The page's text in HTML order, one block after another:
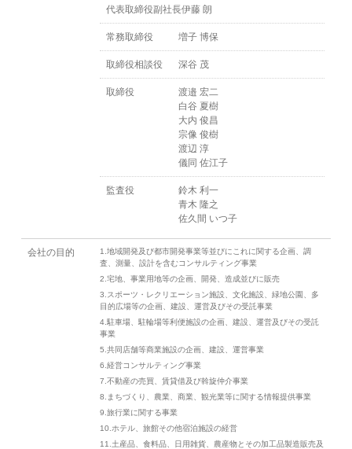
代表取締役副社長伊藤 朗
常務取締役 増子 博保
取締役相談役 深谷 茂
取締役
渡邉 宏二
白谷 夏樹
大内 俊昌
宗像 俊樹
渡辺 淳
儀同 佐江子
監査役
鈴木 利一
青木 隆之
佐久間 いつ子
会社の目的
1.地域開発及び都市開発事業等並びにこれに関する企画、調
査、測量、設計を含むコンサルティング事業
2.宅地、事業用地等の企画、開発、造成並びに販売
3.スポーツ・レクリエーション施設、文化施設、緑地公園、多
目的広場等の企画、建設、運営及びその受託事業
4.駐車場、駐輪場等利便施設の企画、建設、運営及びその受託
事業
5.共同店舗等商業施設の企画、建設、運営事業
6.経営コンサルティング事業
7.不動産の売買、賃貸借及び斡旋仲介事業
8.まちづくり、農業、商業、観光業等に関する情報提供事業
9.旅行業に関する事業
10.ホテル、旅館その他宿泊施設の経営
11.土産品、食料品、日用雑貨、農産物とその加工品製造販売及